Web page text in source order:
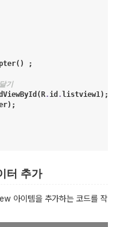
() ;
기
R.id . listview1);
터 추가
아이템을 추가하는 코드를 작